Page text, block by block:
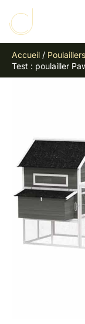
contenu
Accueil
Poulaillers
Test : poulailler
e
h